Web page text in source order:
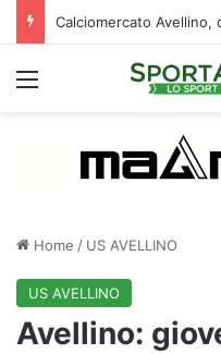
Menu
Home / US AVELLINO
US AVELLINO
Avellino: